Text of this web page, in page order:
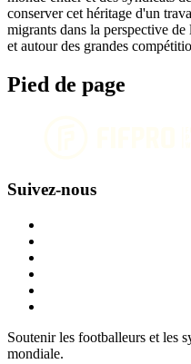
conserver cet héritage d'un
migrants dans la perspective
et autour des grandes
Pied de page
Suivez-nous
Soutenir les footballeurs et les
mondiale.